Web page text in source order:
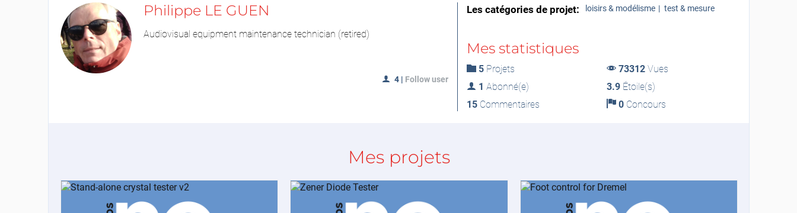
Philippe LE GUEN
Audiovisual equipment maintenance technician (retired)
4 | Follow user
Les catégories de projet: loisirs & modélisme test & mesure
Mes statistiques
5Projets 73312 Vues
1 Abonné(e) 3.9 Étoile(s)
15Commentaires 0 Concours
Mes projets